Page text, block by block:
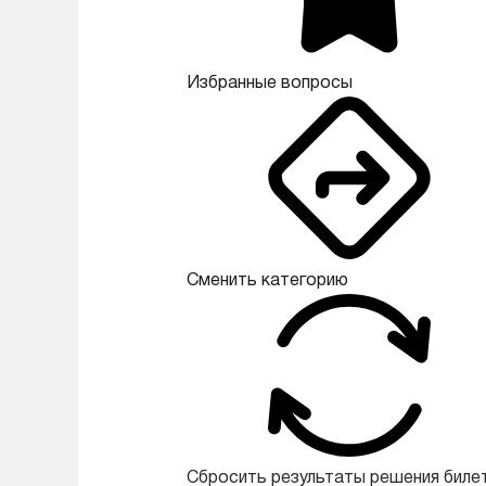
Избранные вопросы
Сменить категорию
Сбросить результаты решения